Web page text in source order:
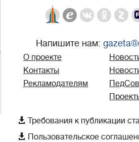
Напишите нам:
О проекте
Контакты
Рекламодателям
 Требования к публикации
 Пользовательское